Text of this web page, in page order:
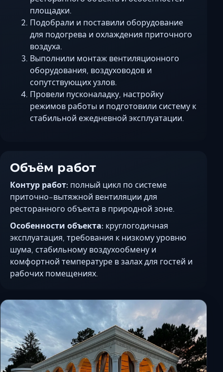
Черкесск
Шахты
Ялта
площадки.
Подобрали и поставили оборудование
для подогрева и охлаждения приточного
воздуха.
Выполнили монтаж вентиляционного
оборудования, воздуховодов и
сопутствующих узлов.
Провели пусконаладку, настройку
режимов работы и подготовили систему к
стабильной ежедневной эксплуатации.
Объём работ
Контур работ: полный цикл по системе
приточно-вытяжной вентиляции для
ресторанного объекта в природной зоне.
Особенности объекта: круглогодичная
эксплуатация, требования к низкому уровню
шума, стабильному воздухообмену и
комфортной температуре в залах для гостей и
рабочих помещениях.